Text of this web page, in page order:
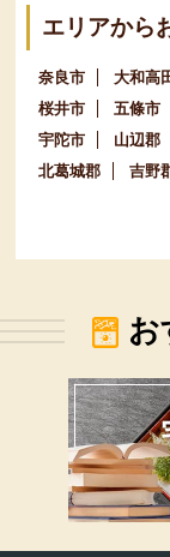
エリアから
奈良市 大和高
桜井市
五條市
宇陀市
山辺郡
北葛城郡
吉野
お